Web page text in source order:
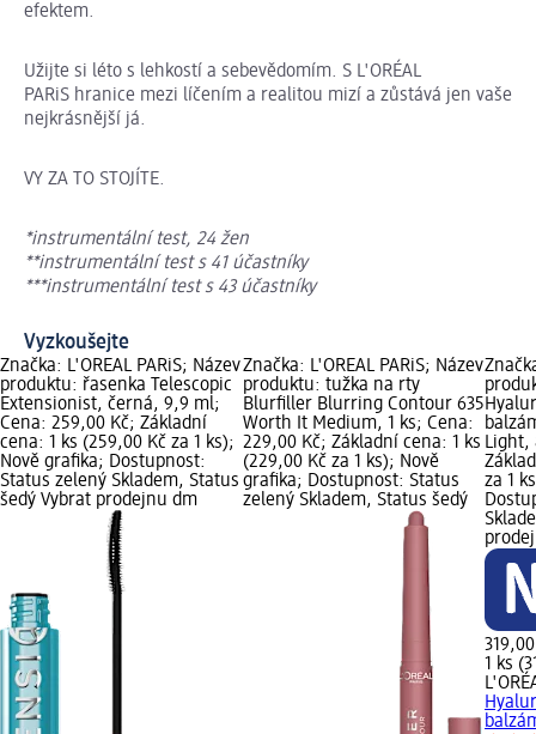
efektem.
Užijte si léto s lehkostí a sebevědomím. S L'ORÉAL
PARiS hranice mezi líčením a realitou mizí a zůstává jen vaše
nejkrásnější já.
VY ZA TO STOJÍTE.
*instrumentální test, 24 žen
**instrumentální test s 41 účastníky
***instrumentální test s 43 účastníky
Vyzkoušejte
Značka: L'ORÉAL PARiS; Název
produktu: řasenka Telescopic
Extensionist, černá, 9,9 ml;
Cena: 259,00 Kč; Základní
cena: 1 ks (259,00 Kč za 1 ks);
Nově grafika; Dostupnost:
Status zelený Skladem, Status
šedý Vybrat prodejnu dm
Značka: L'ORÉAL PARiS; Název
produktu: tužka na rty
Blurfiller Blurring Contour 635
Worth It Medium, 1 ks; Cena:
229,00 Kč; Základní cena: 1 ks
(229,00 Kč za 1 ks); Nově
grafika; Dostupnost: Status
zelený Skladem, Status šedý
Light,
za 1
1 ks